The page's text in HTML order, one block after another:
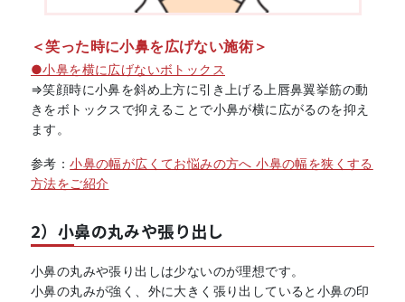
＜笑った時に小鼻を広げない施術＞
●小鼻を横に広げないボトックス
⇒笑顔時に小鼻を斜め上方に引き上げる上唇鼻翼挙筋の動
きをボトックスで抑えることで小鼻が横に広がるのを抑え
ます。
参考：小鼻の幅が広くてお悩みの方へ 小鼻の幅を狭くする
方法をご紹介
2）小鼻の丸みや張り出し
小鼻の丸みや張り出しは少ないのが理想です。
小鼻の丸みが強く、外に大きく張り出していると小鼻の印